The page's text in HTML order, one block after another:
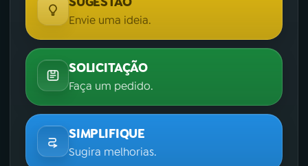
Envie uma ideia.
SOLICITAÇÃO
Faça um pedido.
SIMPLIFIQUE
Sugira melhorias.